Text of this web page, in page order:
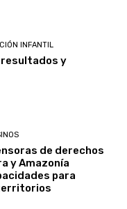
INFANTIL
resultados y
de derechos
y Amazonía
para